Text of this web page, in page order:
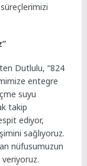
Dutlulu, “824
entegre
suyu
takip
ediyor,
sağlıyoruz.
nüfusumuzun